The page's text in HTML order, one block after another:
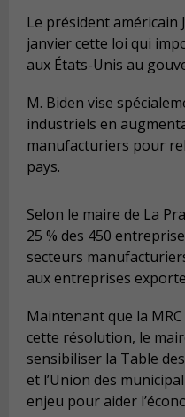
Le président américain
janvier cette loi qui
aux États-Unis au
M. Biden vise
industriels en
manufacturiers pour
pays.
Selon le maire de La
25 % des 450
secteurs
aux entreprises
Maintenant que la
cette résolution, le
sensibiliser la Table
et l’Union des
enjeu pour aider